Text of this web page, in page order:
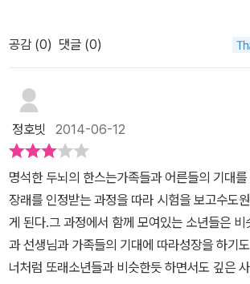
과 마음이 더러워지고 불결해진 것 같았다. 집에
끄러워 이대로 영원히 잠에 빠져들어야 할 것처
정도의 힘도 남아 있지 않았다.―254쪽 아버지 기벤라트는 밤늦도
록 돌아오지 않는 아들을 기다리며 분노한다. 하
가 그토록 벼르던 한스는 이미 싸늘한 시신이 되
내려가고 있었다. 사고인지 자살인지 책에서는
다. 하지만 그건 중요하지 않다. 어차피 한스를
사회와 제도 탓이니까. 한스는 죽어서 다시 모든
유명 인사가 된다. 재능도 있고, 학교든 주 시험
상상하고 시도해보려 했던 한스였지만 술에 취
한스의 마지막 모습이 이런 모습일줄은 상상을
더 안타깝고 슬펐다. 인생의 수레바퀴에 깔려
이 너무나 처절했다.무슨 말로 아이들에게 격
말하고 싶다. 그 어떤 것도 고려하지 않은 채 이
른이 얼마나 될까? 조용히 자문해본다.
러한 부분이 매우 인상 깊었고 지금까지도 그의
각할 요소를 던져주는 시대를 초월한 작품이란
갈등을 빚는 90%이상이 아마 학업에 관련한
된다. 가끔씩 지금의 청소년들이 얼마나 힘들고
더 수월하고 따뜻하게 지나갈 수 있으면 좋을 듯
은 되지 않는다 주인공 한스는 일단은 어른들이
다. 주변의 기대를 저버리지 않으면서 열심히 노
하고 유지를 하기위해 또 열심히 하지만 늘 이 길
게 옳은 길인지 의구심도 가진다. 다분히 독립
서 부러워하기도 하고 많은 생각을 하였을 것으
하기 시작했다고 해야 하나...그래서 그의 죽음은
더 희망적으로 했더라면 하는 아쉬움이 진하게
정도입니다. 공부를 잘 하는 것을 최고로 알고
용서가 되고 공부를 못 하면 선생님과 세상의 관
배자로 낙인찍히는 것까지.....도매 대리점을 하
는 평범한 사람입니다. 그런 그에게 유일한 자랑
니다. 한스는 비상한 머리를 타고난데다 노력까
님들뿐 아니라 이웃 사람들, 성직자들까지 그가
빙겐 수도원에 들어간 후에 나중에 설교단에 서
거라고 생각하고 있었습니다. 해마다 치러지는
되면 신학교에 장학금을 받고 입학하게 되고 앞
로가 되는 겁니다. 학교에서는 학교의 명예를 높
할 수 있도록 지원을 아끼지 않습니다. 고향 사
의 지나친 기대가 그에게 큰 부담으로 다가왔고
공감 (0) 댓글 (0)
정호빗 2014-06-12
명석한 두뇌의 한스는가족들과 어른들의 기대
장래를 인정받는 과정을 따라 시험을 보고수도
게 된다.그 과정에서 함께 모여있는 소년들은 비
과 선생님과 가족들의 기대에 따라성장을 하기
너처럼 또래소년들과 비슷한듯 하면서도 깊은